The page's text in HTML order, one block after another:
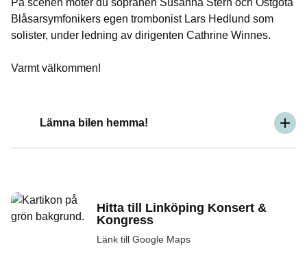
På scenen möter du sopranen Susanna Stern och Östgöta
Blåsarsymfonikers egen trombonist Lars Hedlund som
solister, under ledning av dirigenten Cathrine Winnes.
Varmt välkommen!
Lämna bilen hemma!
Hitta till Linköping Konsert &
Kongress
Länk till Google Maps